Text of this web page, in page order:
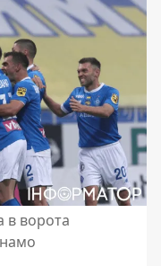
в ворота